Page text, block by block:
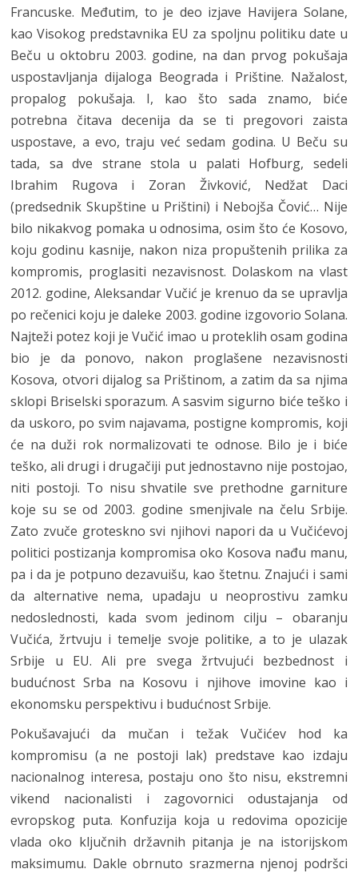
Francuske. Međutim, to je deo izjave Havijera Solane,
kao Visokog predstavnika EU za spoljnu politiku date u
Beču u oktobru 2003. godine, na dan prvog pokušaja
uspostavljanja dijaloga Beograda i Prištine. Nažalost,
propalog pokušaja. I, kao što sada znamo, biće
potrebna čitava decenija da se ti pregovori zaista
uspostave, a evo, traju već sedam godina. U Beču su
tada, sa dve strane stola u palati Hofburg, sedeli
Ibrahim Rugova i Zoran Živković, Nedžat Daci
(predsednik Skupštine u Prištini) i Nebojša Čović… Nije
bilo nikakvog pomaka u odnosima, osim što će Kosovo,
koju godinu kasnije, nakon niza propuštenih prilika za
kompromis, proglasiti nezavisnost. Dolaskom na vlast
2012. godine, Aleksandar Vučić je krenuo da se upravlja
po rečenici koju je daleke 2003. godine izgovorio Solana.
Najteži potez koji je Vučić imao u proteklih osam godina
bio je da ponovo, nakon proglašene nezavisnosti
Kosova, otvori dijalog sa Prištinom, a zatim da sa njima
sklopi Briselski sporazum. A sasvim sigurno biće teško i
da uskoro, po svim najavama, postigne kompromis, koji
će na duži rok normalizovati te odnose. Bilo je i biće
teško, ali drugi i drugačiji put jednostavno nije postojao,
niti postoji. To nisu shvatile sve prethodne garniture
koje su se od 2003. godine smenjivale na čelu Srbije.
Zato zvuče groteskno svi njihovi napori da u Vučićevoj
politici postizanja kompromisa oko Kosova nađu manu,
pa i da je potpuno dezavuišu, kao štetnu. Znajući i sami
da alternative nema, upadaju u neoprostivu zamku
nedoslednosti, kada svom jedinom cilju – obaranju
Vučića, žrtvuju i temelje svoje politike, a to je ulazak
Srbije u EU. Ali pre svega žrtvujući bezbednost i
budućnost Srba na Kosovu i njihove imovine kao i
ekonomsku perspektivu i budućnost Srbije.
Pokušavajući da mučan i težak Vučićev hod ka
kompromisu (a ne postoji lak) predstave kao izdaju
nacionalnog interesa, postaju ono što nisu, ekstremni
vikend nacionalisti i zagovornici odustajanja od
evropskog puta. Konfuzija koja u redovima opozicije
vlada oko ključnih državnih pitanja je na istorijskom
maksimumu. Dakle obrnuto srazmerna njenoj podršci